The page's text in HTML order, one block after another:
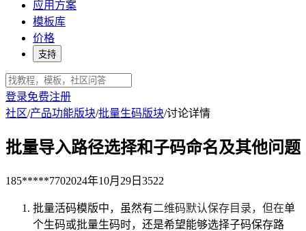
应用方案
模板库
价格
支持
登录免费注册
社区/产品功能版块/批量生码版块/讨论详情
批量导入路径选择和子码命名及其他问题
185*****7702024年10月29日 3522
批量活码模版中，虽然有二维码默认保存目录，但在单
个生码或批量生码时，还是希望能够选择子码保存路